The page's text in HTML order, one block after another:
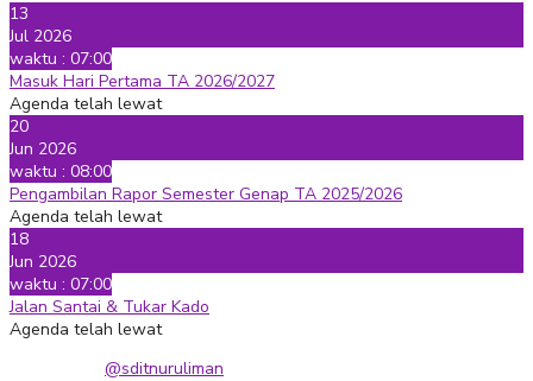
13
Jul 2026
waktu : 07:00
Masuk Hari Pertama TA 2026/2027
Agenda telah lewat
20
Jun 2026
waktu : 08:00
Pengambilan Rapor Semester Genap TA 2025/2026
Agenda telah lewat
18
Jun 2026
waktu : 07:00
Jalan Santai & Tukar Kado
Agenda telah lewat
@sditnuruliman